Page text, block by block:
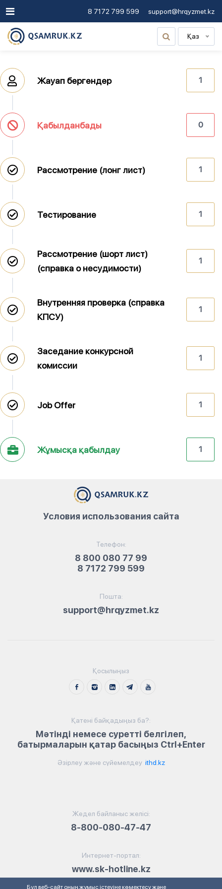
8 7172 799 599 support@hrqyzmet.kz
Қаз
Жауап бергендер 1
Қабылданбады 0
Рассмотрение (лонг лист) 1
Тестирование 1
Рассмотрение (шорт лист)
(справка о несудимости)
1
Внутренняя проверка (справка
КПСУ)
1
Заседание конкурсной
комиссии
1
Job Offer 1
Жұмысқа қабылдау 1
Телефон:
8 800 080 77 99
8 7172 799 599
Пошта:
support@hrqyzmet.kz
Условия использования сайта
Қосылыңыз
Қатені байқадыңыз ба?:
Мәтінді немесе суретті белгілеп,
батырмаларын қатар басыңыз Ctrl+Enter
Әзірлеу және сүйемелдеу ithd.kz
Жедел байланыс желісі:
8-800-080-47-47
Интернет-портал:
www.sk-hotline.kz
Бұл веб-сайт оның жұмыс істеуіне көмектесу және